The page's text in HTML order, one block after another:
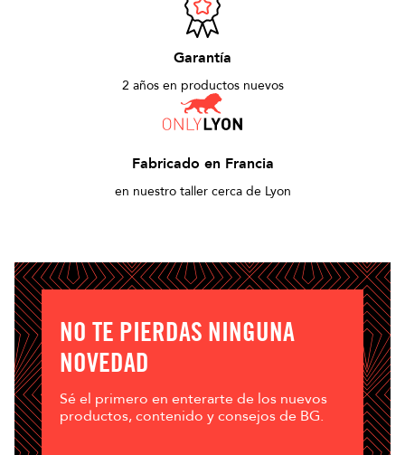
Garantía
2 años en productos nuevos
Fabricado en Francia
en nuestro taller cerca de Lyon
NO TE PIERDAS NINGUNA
NOVEDAD
Sé el primero en enterarte de los nuevos
productos, contenido y consejos de BG.